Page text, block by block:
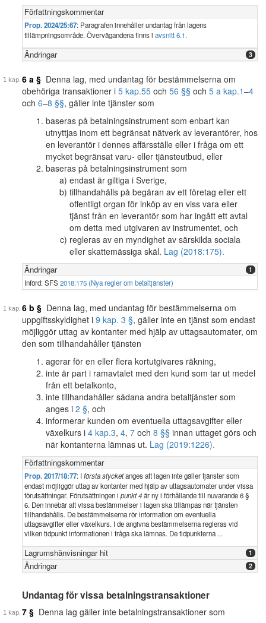
Författningskommentar
Prop. 2024/25:67: Paragrafen innehåller undantag från lagens
tillämpningsområde. Övervägandena finns i avsnitt 6.1.
Ändringar 3
6 a § Denna lag, med undantag för bestämmelserna om
obehöriga transaktioner i 5 kap.55 och 56 §§ och 5 a kap.1–4
och 6–8 §§, gäller inte tjänster som
baseras på betalningsinstrument som enbart kan
utnyttjas inom ett begränsat nätverk av leverantörer, hos
en leverantör i dennes affärsställe eller i fråga om ett
mycket begränsat varu- eller tjänsteutbud, eller
baseras på betalningsinstrument som
endast är giltiga i Sverige,
tillhandahålls på begäran av ett företag eller ett
offentligt organ för inköp av en viss vara eller
tjänst från en leverantör som har ingått ett avtal
om detta med utgivaren av instrumentet, och
regleras av en myndighet av särskilda sociala
eller skattemässiga skäl. Lag (2018:175).
Ändringar 1
Införd: SFS2018:175 (Nya regler om betaltjänster)
6 b § Denna lag, med undantag för bestämmelserna om
uppgiftsskyldighet i 9 kap. 3 §, gäller inte en tjänst som endast
möjliggör uttag av kontanter med hjälp av uttagsautomater, om
den som tillhandahåller tjänsten
agerar för en eller flera kortutgivares räkning,
inte är part i ramavtalet med den kund som tar ut medel
från ett betalkonto,
inte tillhandahåller sådana andra betaltjänster som
anges i 2 §, och
informerar kunden om eventuella uttagsavgifter eller
växelkurs i 4 kap.3, 4, 7 och 8 §§ innan uttaget görs och
när kontanterna lämnas ut. Lag (2019:1226).
Författningskommentar
Prop. 2017/18:77: Iförsta stycketanges att lagen inte gäller tjänster som
endast möjliggör uttag av kontanter med hjälp av uttagsautomater under vissa
förutsättningar. Förutsättningen i punkt 4är ny i förhållande till nuvarande 6 §
6. Den innebär att vissa bestämmelser i lagen ska tillämpas när tjänsten
tillhandahålls. De bestämmelserna rör information om eventuella
uttagsavgifter eller växelkurs. I de angivna bestämmelserna regleras vid
vilken tidpunkt informationen i fråga ska lämnas. De tidpunkterna ...
Lagrumshänvisningar hit 1
Ändringar 2
Undantag för vissa betalningstransaktioner
7 § Denna lag gäller inte betalningstransaktioner som